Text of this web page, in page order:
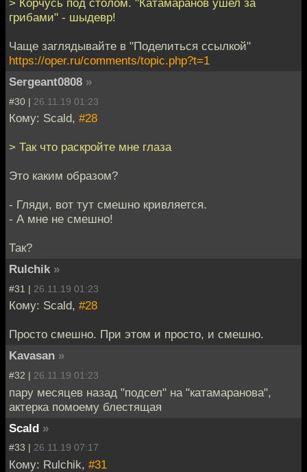
> Корчусь под столом. "Катамаранов ушел за
грибами" - шыдевр!
Чаще заглядывайте в "Поделиться ссылкой"
https://oper.ru/comments/topic.php?t=1
Sergeant0808 »
#30 | 26.11.19 01:23
Кому: Scald, #28
> Так что раскройте мне глаза
Это каким образом?
- Гляди, вот тут смешно кривляется.
- А мне не смешно!
Так?
Rulchik »
#31 | 26.11.19 01:23
Кому: Scald, #28
Просто смешно. При этом и просто, и смешно.
Kavasan »
#32 | 26.11.19 01:23
пару месяцев назад "подсел" на "катамаранова",
актерка помоему блестящая
Scald »
#33 | 26.11.19 07:17
Кому: Rulchik, #31